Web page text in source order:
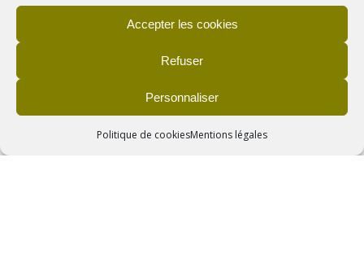
Accepter les cookies
Refuser
Personnaliser
Politique de cookiesMentions légales
appartement